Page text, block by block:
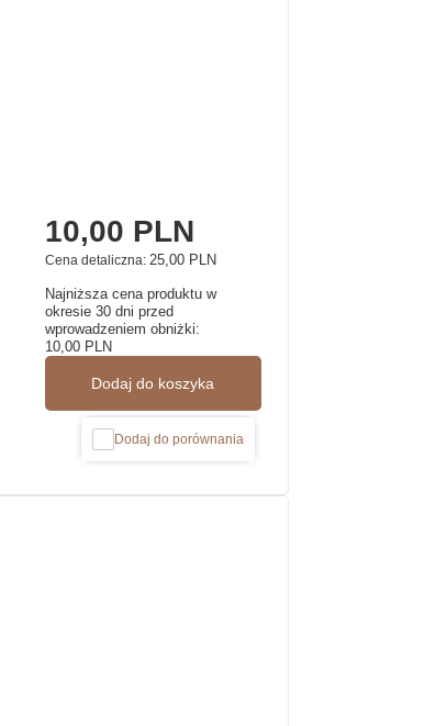
Cena detaliczna:25,00 PLN
10,00 PLN
Najniższa cena produktu w
okresie 30 dni przed
wprowadzeniem obniżki:
10,00 PLN
Dodaj do koszyka
Dodaj do porównania